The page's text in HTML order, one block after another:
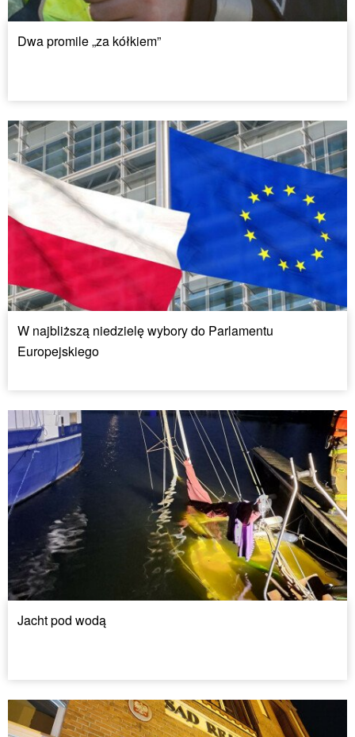
Dwa promile „za kółkiem”
W najbliższą niedzielę wybory do Parlamentu
Europejskiego
Jacht pod wodą